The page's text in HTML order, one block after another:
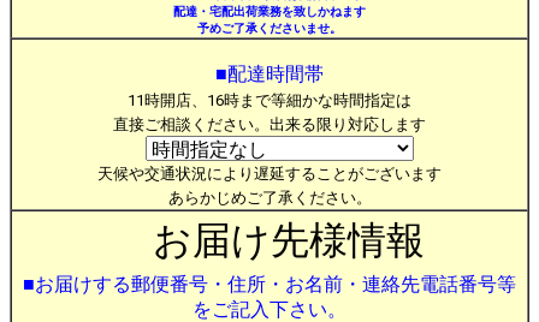
配達・宅配出荷業務を致しかねます
予めご了承くださいませ。
■配達時間帯
11時開店、16時まで等細かな時間指定は
直接ご相談ください。出来る限り対応します
天候や交通状況により遅延することがございます
あらかじめご了承ください。
お届け先様情報
■お届けする郵便番号・住所・お名前・連絡先電話番号等
をご記入下さい。